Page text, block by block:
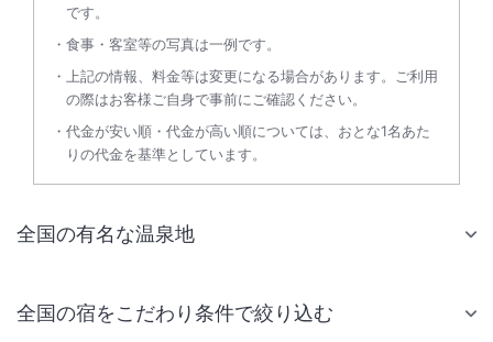
です。
食事・客室等の写真は一例です。
上記の情報、料金等は変更になる場合があります。ご利用
の際はお客様ご自身で事前にご確認ください。
代金が安い順・代金が高い順については、おとな1名あた
りの代金を基準としています。
全国の有名な温泉地
全国の宿をこだわり条件で絞り込む